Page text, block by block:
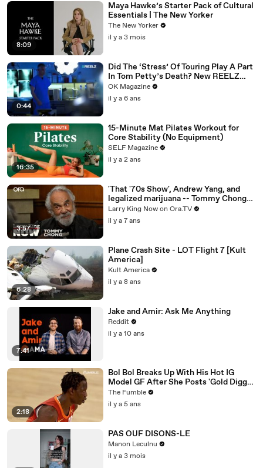
8:09
Maya Hawke’s Starter Pack of Cultural
Essentials | The New Yorker
The New Yorker
il y a 3 mois
0:44
Did The ‘Stress’ Of Touring Play A Part
In Tom Petty’s Death? New REELZ
Doc Dives Deeper: Watch
OK Magazine
il y a 6 ans
16:35
15-Minute Mat Pilates Workout for
Core Stability (No Equipment)
SELF Magazine
il y a 2 ans
3:57
'That '70s Show', Andrew Yang, and
legalized marijuana -- Tommy Chong
answers your social media questions
Larry King Now on Ora.TV
il y a 7 ans
6:28
Plane Crash Site - LOT Flight 7 [Kult
America]
Kult America
il y a 8 ans
7:41
Jake and Amir: Ask Me Anything
Reddit
il y a 10 ans
2:18
Bol Bol Breaks Up With His Hot IG
Model GF After She Posts 'Gold Digger
For Life' In TikTok Video
The Fumble
il y a 5 ans
PAS OUF DISONS-LE
Manon Leculnu
il y a 3 mois